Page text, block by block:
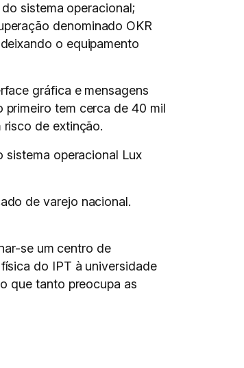
sistema operacional;
denominado OKR
o equipamento
gráfica e mensagens
primeiro tem cerca de 40 mil
de extinção.
sistema operacional Lux
de varejo nacional.
se um centro de
do IPT à universidade
que tanto preocupa as